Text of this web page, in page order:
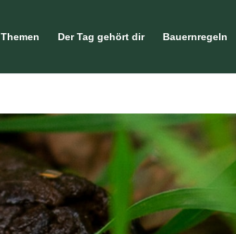
Themen Der Tag gehört dir Bauernregeln